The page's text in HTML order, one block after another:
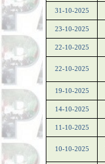
31-10-2025
23-10-2025
22-10-2025
22-10-2025
19-10-2025
14-10-2025
11-10-2025
10-10-2025